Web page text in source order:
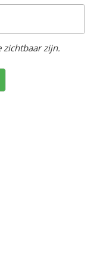
zichtbaar zijn.